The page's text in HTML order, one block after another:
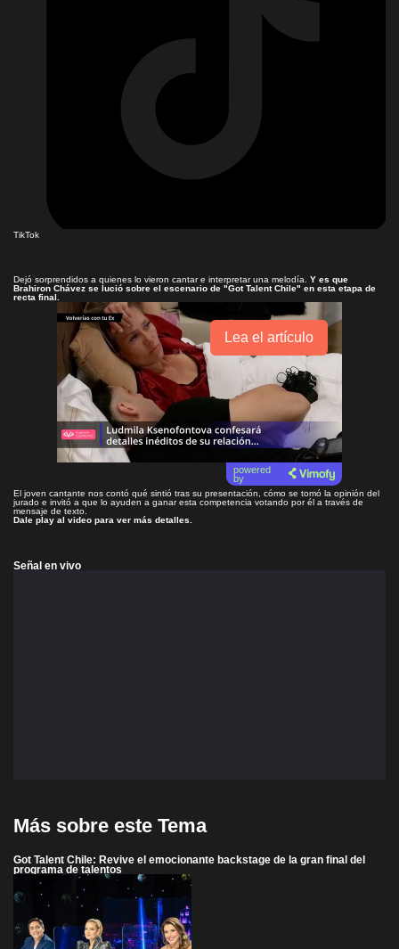
TikTok
Dejó sorprendidos a quienes lo vieron cantar e interpretar una melodía. Y es que
Brahiron Chávez se lució sobre el escenario de "Got Talent Chile" en esta etapa de
recta final.
Lea el artículo
powered
by
El joven cantante nos contó qué sintió tras su presentación, cómo se tomó la opinión del
jurado e invitó a que lo ayuden a ganar esta competencia votando por él a través de
mensaje de texto.
Dale play al video para ver más detalles.
Señal en vivo
Más sobre este Tema
Got Talent Chile: Revive el emocionante backstage de la gran final del
programa de talentos